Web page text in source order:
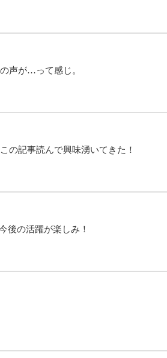
声が…って感じ。
の記事読んで興味湧いてきた！
後の活躍が楽しみ！